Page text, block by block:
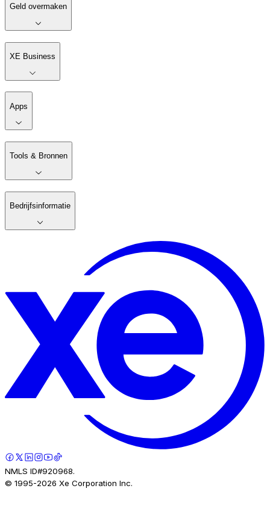
Geld overmaken
XE Business
Apps
Tools & Bronnen
Bedrijfsinformatie
NMLS ID#920968.
© 1995-2026 Xe Corporation Inc.